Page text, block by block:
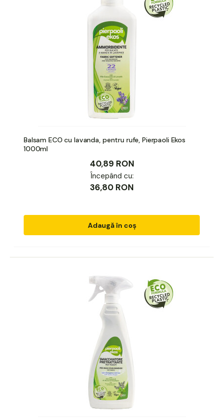
Balsam ECO cu lavanda, pentru rufe, Pierpaoli Ekos
1000ml
40,89 RON
Începând cu:
36,80 RON
Adaugă în coș